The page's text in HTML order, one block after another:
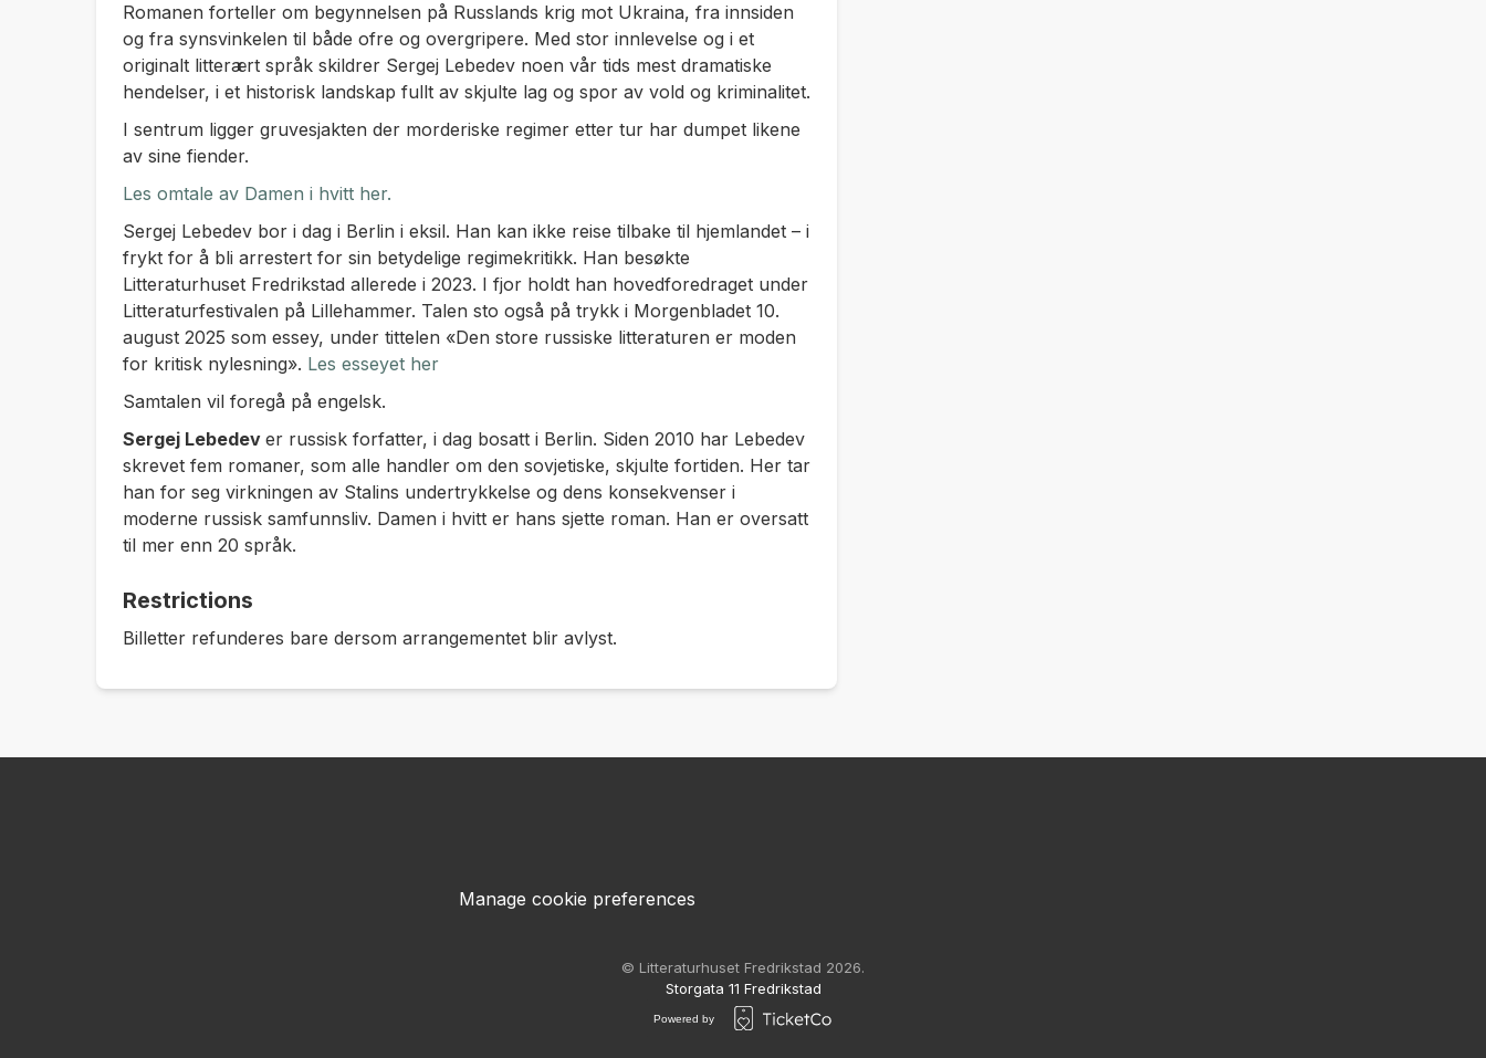
Romanen forteller om begynnelsen på Russlands krig mot Ukraina, fra innsiden
og fra synsvinkelen til både ofre og overgripere. Med stor innlevelse og i et
originalt litterært språk skildrer Sergej Lebedev noen vår tids mest dramatiske
hendelser, i et historisk landskap fullt av skjulte lag og spor av vold og kriminalitet.
I sentrum ligger gruvesjakten der morderiske regimer etter tur har dumpet likene
av sine fiender.
Les omtale av Damen i hvitt her.
Sergej Lebedev bor i dag i Berlin i eksil. Han kan ikke reise tilbake til hjemlandet – i
frykt for å bli arrestert for sin betydelige regimekritikk. Han besøkte
Litteraturhuset Fredrikstad allerede i 2023. I fjor holdt han hovedforedraget under
Litteraturfestivalen på Lillehammer. Talen sto også på trykk i Morgenbladet 10.
august 2025 som essey, under tittelen «Den store russiske litteraturen er moden
for kritisk nylesning». Les esseyet her
Samtalen vil foregå på engelsk.
Sergej Lebedev er russisk forfatter, i dag bosatt i Berlin. Siden 2010 har Lebedev
skrevet fem romaner, som alle handler om den sovjetiske, skjulte fortiden. Her tar
han for seg virkningen av Stalins undertrykkelse og dens konsekvenser i
moderne russisk samfunnsliv. Damen i hvitt er hans sjette roman. Han er oversatt
til mer enn 20 språk.
Restrictions
Billetter refunderes bare dersom arrangementet blir avlyst.
Manage cookie preferences
© Litteraturhuset Fredrikstad 2026.
Storgata 11 Fredrikstad
Powered by